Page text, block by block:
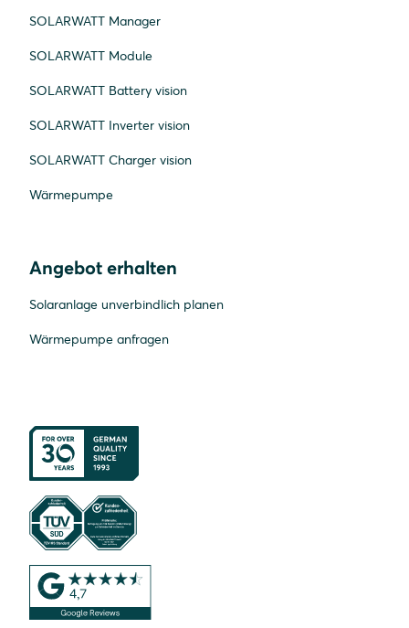
SOLARWATT Manager
SOLARWATT Module
SOLARWATT Battery vision
SOLARWATT Inverter vision
SOLARWATT Charger vision
Wärmepumpe
Angebot erhalten
Solaranlage unverbindlich planen
Wärmepumpe anfragen